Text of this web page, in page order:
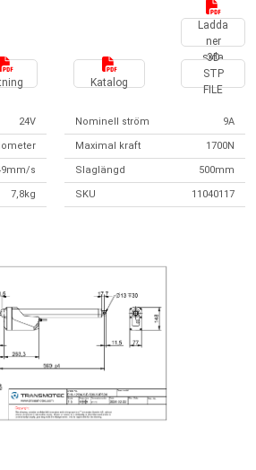
Ladda
ner
sida
Katalog
3D
STP
FILE
24V Nominell ström 9A
Maximal kraft 1700N
s Slaglängd 500mm
7,8kg SKU 11040117